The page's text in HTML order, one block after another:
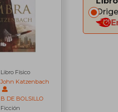
Libro Físico
John Katzenbach
B DE BOLSILLO
Ficción